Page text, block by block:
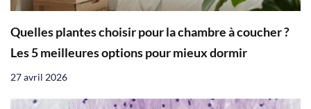
Quelles plantes choisir pour la chambre à coucher ?
Les 5 meilleures options pour mieux dormir
27 avril 2026